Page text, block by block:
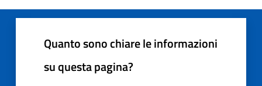
Quanto sono chiare le informazioni
su questa pagina?